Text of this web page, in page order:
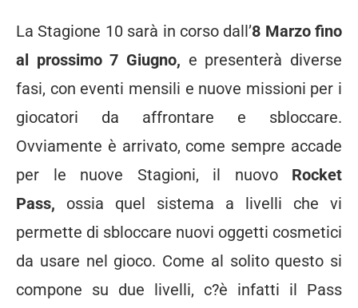
La Stagione 10 sarà in corso dall’8 Marzo fino
al prossimo 7 Giugno, e presenterà diverse
fasi, con eventi mensili e nuove missioni per i
giocatori da affrontare e sbloccare.
Ovviamente è arrivato, come sempre accade
per le nuove Stagioni, il nuovo Rocket
Pass, ossia quel sistema a livelli che vi
permette di sbloccare nuovi oggetti cosmetici
da usare nel gioco. Come al solito questo si
compone su due livelli, c?è infatti il Pass